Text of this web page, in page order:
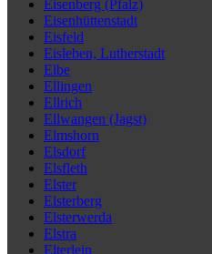
Eisenberg (Pfalz)
Eisenhüttenstadt
Eisfeld
Eisleben, Lutherstadt
Elbe
Ellingen
Ellrich
Ellwangen (Jagst)
Elmshorn
Elsdorf
Elsfleth
Elster
Elsterberg
Elsterwerda
Elstra
Elterlein